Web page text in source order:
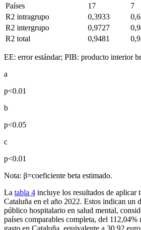
Países
17 7
R2 intragrupo 0,3933
R2 intergrupo 0,9727
R2 total 0,9481
EE: error estándar; PIB: producto interior
a
p<0.01
b
p<0.05
c
p<0.01
Nota: β=coeficiente beta estimado.
La tabla 4 incluye los resultados de aplicar
Cataluña en el año 2022. Estos indican un
público hospitalario en salud mental,
países comparables completa, del 112,04%